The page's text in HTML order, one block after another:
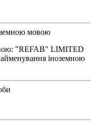
мовою
"REFAB" LIMITED
іноземною